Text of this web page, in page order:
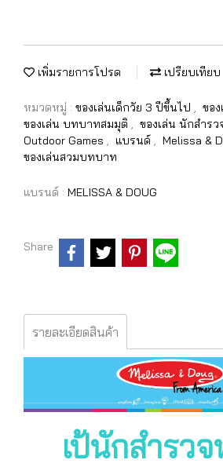
เพิ่มรายการโปรด เปรียบเทียบ
หมวดหมู่ : ของเล่นเด็กวัย 3 ปีขึ้นไป , ขอ
ของเล่น บทบาทสมมุติ , ของเล่น นักสำรว
Outdoor Games , แบรนด์ , Melissa &
ของเล่นสวมบทบาท
แบรนด์ : MELISSA & DOUG
Share
รายละเอียดสินค้า
เป้นักสำรว